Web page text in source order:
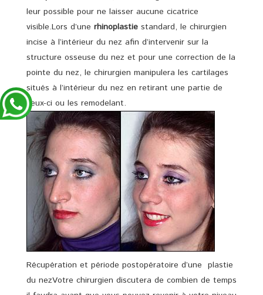
leur possible pour ne laisser aucune cicatrice
visible.Lors d’une rhinoplastie standard, le chirurgien
incise à l’intérieur du nez afin d’intervenir sur la
structure osseuse du nez et pour une correction de la
pointe du nez, le chirurgien manipulera les cartilages
situés à l’intérieur du nez en retirant une partie de
ceux-ci ou les remodelant.
Récupération et période postopératoire d’une plastie
du nezVotre chirurgien discutera de combien de temps